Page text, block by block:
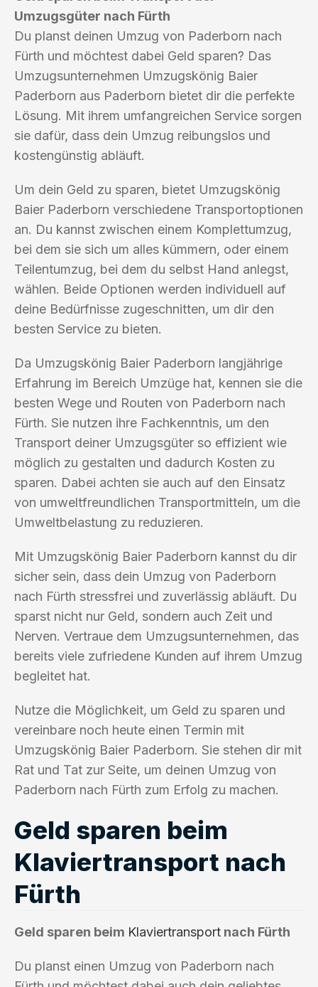
Umzugsgüter nach Fürth
Du planst deinen Umzug von Paderborn nach
Fürth und möchtest dabei Geld sparen? Das
Umzugsunternehmen Umzugskönig Baier
Paderborn aus Paderborn bietet dir die perfekte
Lösung. Mit ihrem umfangreichen Service sorgen
sie dafür, dass dein Umzug reibungslos und
kostengünstig abläuft.
Um dein Geld zu sparen, bietet Umzugskönig
Baier Paderborn verschiedene Transportoptionen
an. Du kannst zwischen einem Komplettumzug,
bei dem sie sich um alles kümmern, oder einem
Teilentumzug, bei dem du selbst Hand anlegst,
wählen. Beide Optionen werden individuell auf
deine Bedürfnisse zugeschnitten, um dir den
besten Service zu bieten.
Da Umzugskönig Baier Paderborn langjährige
Erfahrung im Bereich Umzüge hat, kennen sie die
besten Wege und Routen von Paderborn nach
Fürth. Sie nutzen ihre Fachkenntnis, um den
Transport deiner Umzugsgüter so effizient wie
möglich zu gestalten und dadurch Kosten zu
sparen. Dabei achten sie auch auf den Einsatz
von umweltfreundlichen Transportmitteln, um die
Umweltbelastung zu reduzieren.
Mit Umzugskönig Baier Paderborn kannst du dir
sicher sein, dass dein Umzug von Paderborn
nach Fürth stressfrei und zuverlässig abläuft. Du
sparst nicht nur Geld, sondern auch Zeit und
Nerven. Vertraue dem Umzugsunternehmen, das
bereits viele zufriedene Kunden auf ihrem Umzug
begleitet hat.
Nutze die Möglichkeit, um Geld zu sparen und
vereinbare noch heute einen Termin mit
Umzugskönig Baier Paderborn. Sie stehen dir mit
Rat und Tat zur Seite, um deinen Umzug von
Paderborn nach Fürth zum Erfolg zu machen.
Geld sparen beim
Klaviertransport nach
Fürth
Geld sparen beim Klaviertransport nach Fürth
Du planst einen Umzug von Paderborn nach